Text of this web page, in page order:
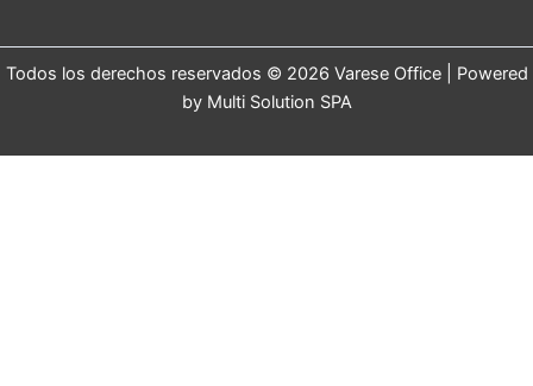
Todos los derechos reservados © 2026 Varese Office | Powered
by Multi Solution SPA